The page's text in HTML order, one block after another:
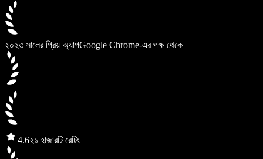
২০২৩ সালের প্রিয় অ্যাপGoogle Chrome-এর পক্ষ থেকে
4.6২১ হাজারটি রেটিং